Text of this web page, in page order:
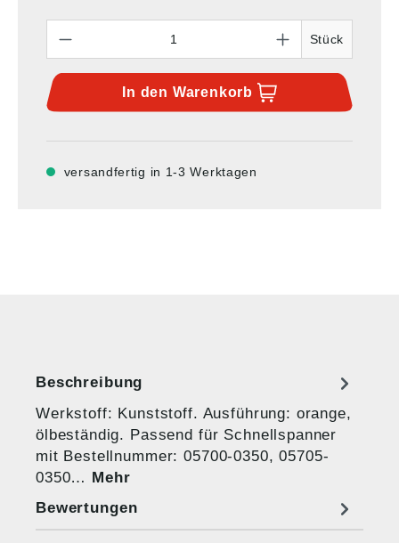
Stück
In den Warenkorb
versandfertig in 1-3 Werktagen
Beschreibung
Werkstoff: Kunststoff. Ausführung: orange,
ölbeständig. Passend für Schnellspanner
mit Bestellnummer: 05700-0350, 05705-
0350… Mehr
Bewertungen